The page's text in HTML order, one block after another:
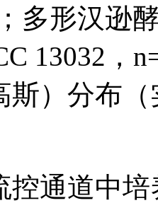
多形汉逊
13032，
斯）分布
控通道中